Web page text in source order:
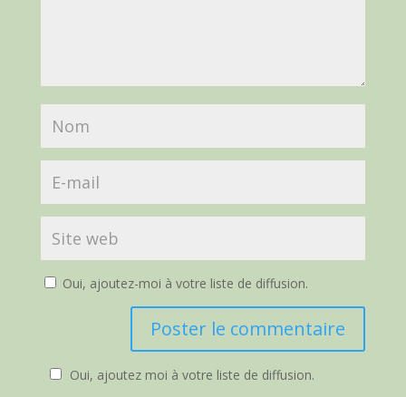
Oui, ajoutez-moi à votre liste de diffusion.
Oui, ajoutez moi à votre liste de diffusion.